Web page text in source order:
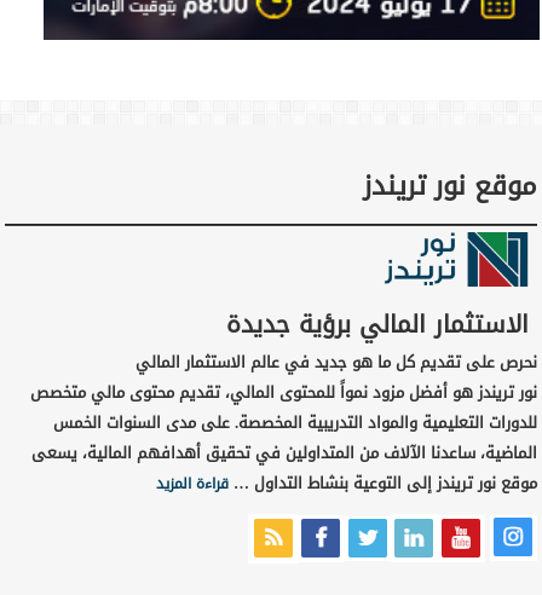
موقع نور تريندز
الاستثمار المالي برؤية جديدة
نحرص على تقديم كل ما هو جديد في عالم الاستثمار المالي
نور تريندز هو أفضل مزود نمواً للمحتوى المالي، تقديم محتوى مالي متخصص
للدورات التعليمية والمواد التدريبية المخصصة. على مدى السنوات الخمس
الماضية، ساعدنا الآلاف من المتداولين في تحقيق أهدافهم المالية، يسعى
موقع نور تريندز إلى التوعية بنشاط التداول …قراءة المزيد